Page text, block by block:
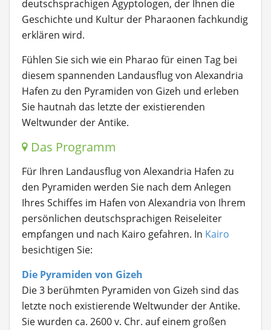
deutschsprachigen Ägyptologen, der Ihnen die
Geschichte und Kultur der Pharaonen fachkundig
erklären wird.
Fühlen Sie sich wie ein Pharao für einen Tag bei
diesem spannenden Landausflug von Alexandria
Hafen zu den Pyramiden von Gizeh und erleben
Sie hautnah das letzte der existierenden
Weltwunder der Antike.
Das Programm
Für Ihren Landausflug von Alexandria Hafen zu
den Pyramiden werden Sie nach dem Anlegen
Ihres Schiffes im Hafen von Alexandria von Ihrem
persönlichen deutschsprachigen Reiseleiter
empfangen und nach Kairo gefahren. In Kairo
besichtigen Sie:
Die Pyramiden von Gizeh
Die 3 berühmten Pyramiden von Gizeh sind das
letzte noch existierende Weltwunder der Antike.
Sie wurden ca. 2600 v. Chr. auf einem großen